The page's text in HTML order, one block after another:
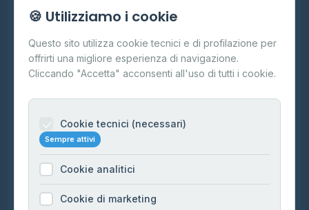
Cos'è il GPL
FAQ
Contatti
Informazioni legali
Cookie Policy
Preferenze Cookie
🍪 Utilizziamo i cookie
Questo sito utilizza cookie tecnici e di profilazione per
offrirti una migliore esperienza di navigazione.
Cliccando "Accetta" acconsenti all'uso di tutti i cookie.
Cookie tecnici (necessari)
Sempre attivi
Cookie analitici
Cookie di marketing